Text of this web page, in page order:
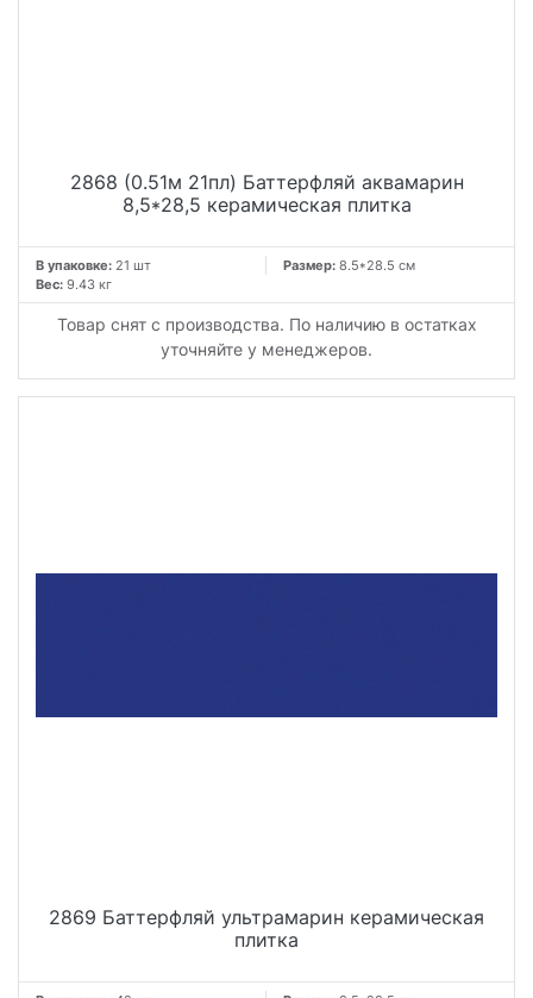
2868 (0.51м 21пл) Баттерфляй аквамарин
8,5*28,5 керамическая плитка
В упаковке: 21 шт Размер: 8.5*28.5 см
Вес: 9.43 кг
Товар снят с производства. По наличию в остатках
уточняйте у менеджеров.
2869 Баттерфляй ультрамарин керамическая
плитка